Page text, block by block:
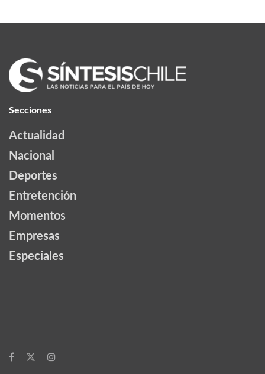
Secciones
Actualidad
Nacional
Deportes
Entretención
Momentos
Empresas
Especiales